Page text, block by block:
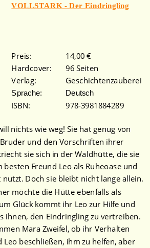
nichts wie weg! Sie hat genug von
und den Vorschriften ihrer
sie sich in der Waldhütte, die sie
Freund Leo als Ruheoase und
Doch sie bleibt nicht lange allein.
möchte die Hütte ebenfalls als
Glück kommt ihr Leo zur Hilfe und
ihnen, den Eindringling zu vertreiben.
Mara Zweifel, ob ihr Verhalten
beschließen, ihm zu helfen, aber
VOLLSTARK - Der Eindringling
Preis:
14,00 €
Hardcover:
96 Seiten
Verlag:
Geschichtenzauberei
Sprache: Deutsch
ISBN: 978-3981884289